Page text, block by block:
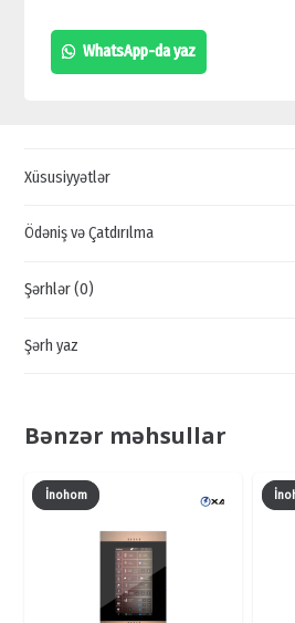
ARXA
QABIQ
ONLİNE
SİFARİŞİ
WhatsApp-da yaz
Xüsusiyyətlər
Ödəniş və Çatdırılma
Şərhlər (0)
Şərh yaz
Bənzər məhsullar
İnohom